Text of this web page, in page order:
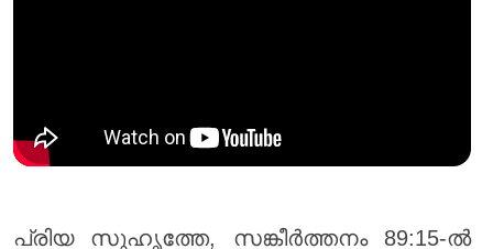
പ്രിയ സുഹൃത്തേ, സങ്കീർത്തനം 89:15-ൽ